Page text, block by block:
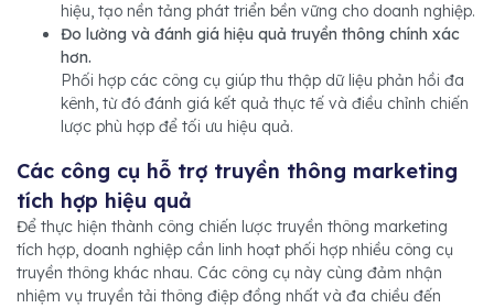
hiệu, tạo nền tảng phát triển bền vững cho doanh nghiệp.
Đo lường và đánh giá hiệu quả truyền thông chính xác
hơn.
Phối hợp các công cụ giúp thu thập dữ liệu phản hồi đa
kênh, từ đó đánh giá kết quả thực tế và điều chỉnh chiến
lược phù hợp để tối ưu hiệu quả.
Các công cụ hỗ trợ truyền thông marketing
tích hợp hiệu quả
Để thực hiện thành công chiến lược truyền thông marketing
tích hợp, doanh nghiệp cần linh hoạt phối hợp nhiều công cụ
truyền thông khác nhau. Các công cụ này cùng đảm nhận
nhiệm vụ truyền tải thông điệp đồng nhất và đa chiều đến